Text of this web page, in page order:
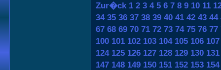
Zur�ck 1 2 3 4 5 6 7 8 9 10 11
34 35 36 37 38 39 40 41 42 43 44
67 68 69 70 71 72 73 74 75 76 77
100 101 102 103 104 105 106 107
124 125 126 127 128 129 130 131
147 148 149 150 151 152 153 154